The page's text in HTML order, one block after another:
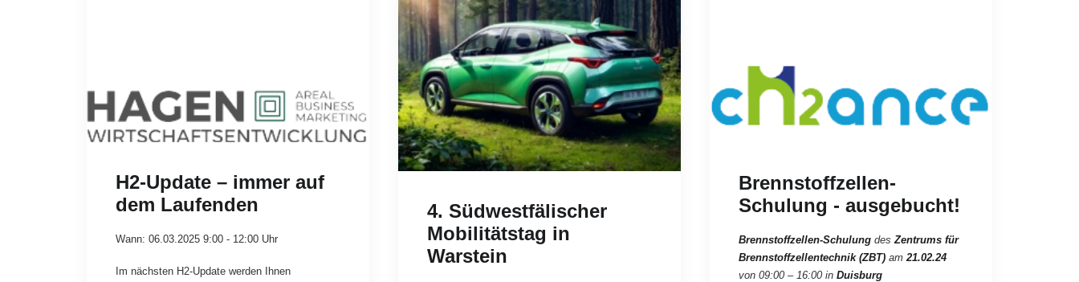
H2-Update – immer auf
dem Laufenden
Wann: 06.03.2025 9:00 - 12:00 Uhr
Im nächsten H2-Update werden Ihnen
4. Südwestfälischer
Mobilitätstag in
Warstein
Brennstoffzellen-
Schulung - ausgebucht!
Brennstoffzellen-Schulung des Zentrums für
Brennstoffzellentechnik (ZBT) am 21.02.24
von 09:00 – 16:00 in Duisburg